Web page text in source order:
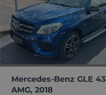
Mercedes-Benz GLE 43
AMG, 2018